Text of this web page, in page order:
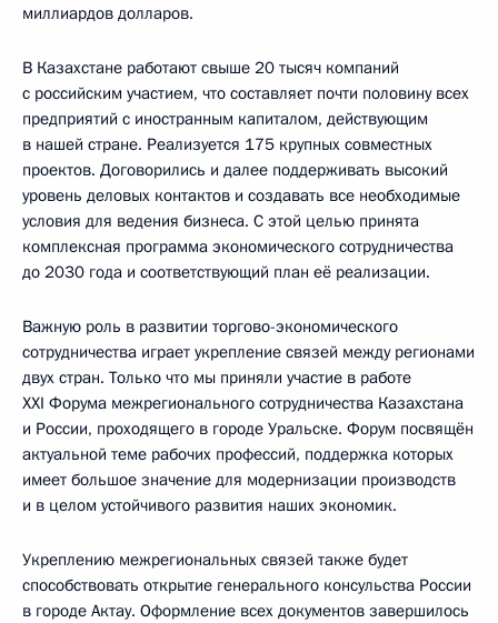
миллиардов долларов.
В Казахстане работают свыше 20 тысяч компаний
с российским участием, что составляет почти половину всех
предприятий с иностранным капиталом, действующим
в нашей стране. Реализуется 175 крупных совместных
проектов. Договорились и далее поддерживать высокий
уровень деловых контактов и создавать все необходимые
условия для ведения бизнеса. С этой целью принята
комплексная программа экономического сотрудничества
до 2030 года и соответствующий план её реализации.
Важную роль в развитии торгово-экономического
сотрудничества играет укрепление связей между регионами
двух стран. Только что мы приняли участие в работе
XXI Форума межрегионального сотрудничества Казахстана
и России, проходящего в городе Уральске. Форум посвящён
актуальной теме рабочих профессий, поддержка которых
имеет большое значение для модернизации производств
и в целом устойчивого развития наших экономик.
Укреплению межрегиональных связей также будет
способствовать открытие генерального консульства России
в городе Актау. Оформление всех документов завершилось